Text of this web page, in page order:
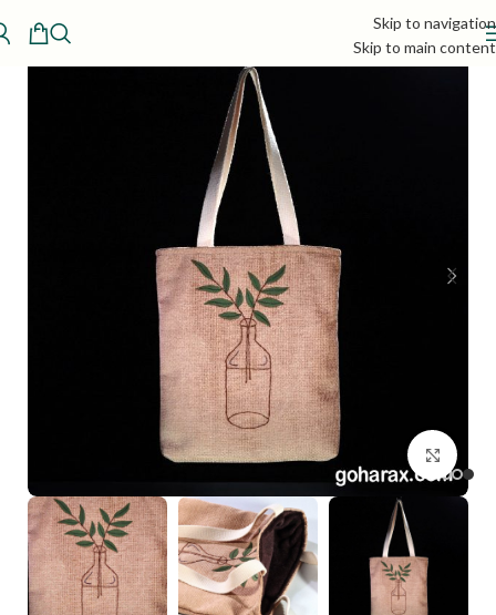
Skip to navigation
Skip to main content
بزرگنمایی تصویر